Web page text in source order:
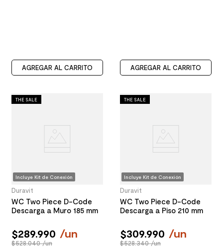
AGREGAR AL CARRITO AGREGAR AL CARRITO
THE SALE
Incluye Kit de Conexión
Duravit
WC Two Piece D-Code
Descarga a Muro 185 mm
$289.990 /un
$528.040 /un
THE SALE
Incluye Kit de Conexión
Duravit
WC Two Piece D-Code
Descarga a Piso 210 mm
$309.990 /un
$528.340 /un